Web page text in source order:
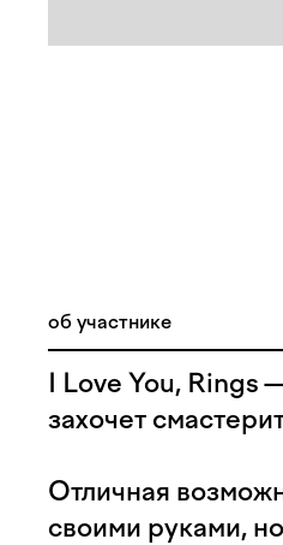
об участнике
I Love You, Rings
захочет
Отличная
своими руками,